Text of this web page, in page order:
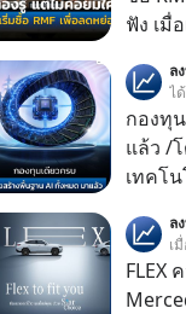
ฟัง เมื่
เพรา
โอกาส
นักที่จะลง
ควรดู
ล
ไ
กองทุ
แล้ว /
เทคโ
ชีวิตขล
เ
FLEX